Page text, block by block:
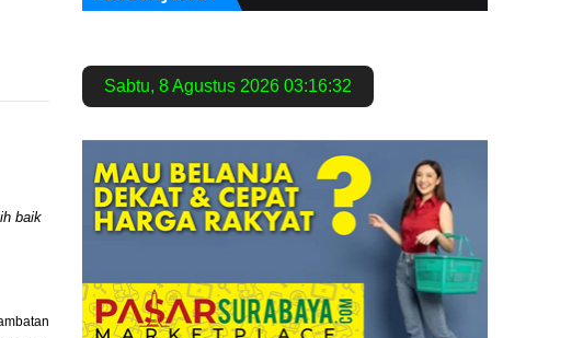
baik
Sabtu, 8 Agustus 2026 03:16:33